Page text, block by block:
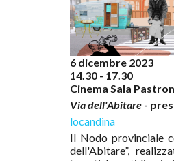
6 dicembre 2023
14.30 - 17.30
Cinema Sala
Via dell'Abitare -
locandina
Il Nodo provinciale
dell'Abitare”,